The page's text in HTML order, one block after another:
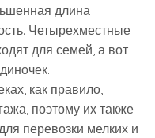
длина
Четырехместные
для семей, а вот
как правило,
поэтому их также
перевозки мелких и